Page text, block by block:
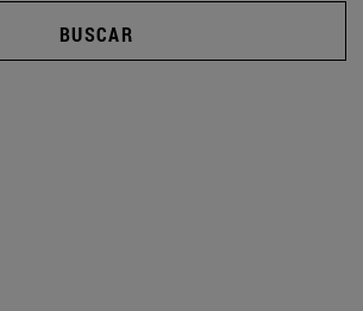
BUSCAR